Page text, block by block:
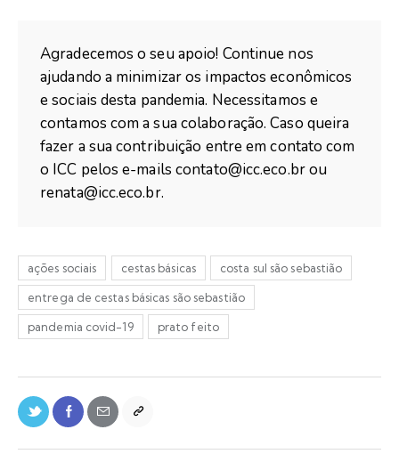
Agradecemos o seu apoio! Continue nos
ajudando a minimizar os impactos econômicos
e sociais desta pandemia. Necessitamos e
contamos com a sua colaboração. Caso queira
fazer a sua contribuição entre em contato com
o ICC pelos e-mails contato@icc.eco.br ou
renata@icc.eco.br.
ações sociais cestas básicas costa sul são sebastião
entrega de cestas básicas são sebastião
pandemia covid-19 prato feito